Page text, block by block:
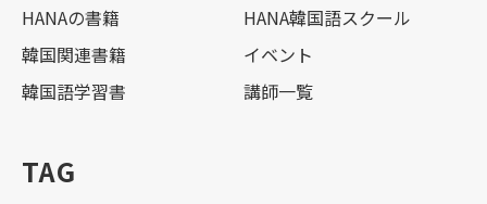
HANAの書籍
韓国関連書籍
韓国語学習書
HANA韓国語スクール
イベント
講師一覧
TAG